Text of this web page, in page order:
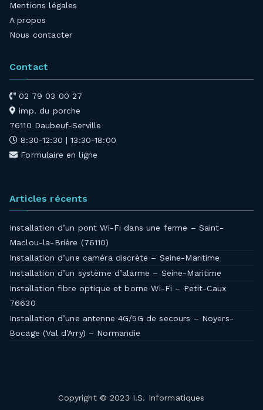
Mentions légales
A propos
Nous contacter
Contact
02 79 03 00 27
imp. du porche
76110 Daubeuf-Serville
8:30-12:30 | 13:30-18:00
Formulaire en ligne
Articles récents
Installation d’un pont Wi-Fi dans une ferme – Saint-
Maclou-la-Brière (76110)
Installation d’une caméra discrète – Seine-Maritime
Installation d’un système d’alarme – Seine-Maritime
Installation fibre optique et borne Wi-Fi – Petit-Caux
76630
Installation d’une antenne 4G/5G de secours – Noyers-
Bocage (Val d’Arry) – Normandie
Copyright © 2023 I.S. Informatiques